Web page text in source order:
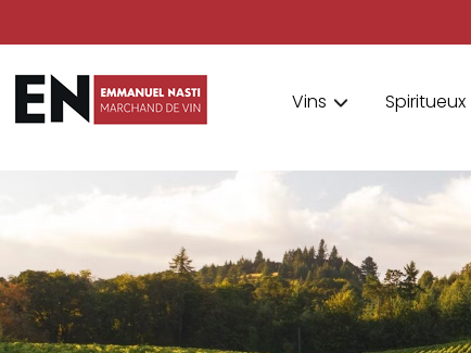
Vins Spiritueux